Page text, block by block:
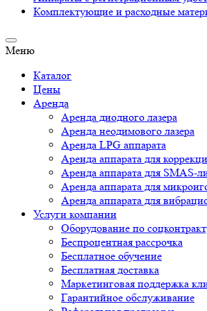
Комплектующие и расходные
Меню
Каталог
Цены
Аренда
Аренда диодного лазера
Аренда неодимового лазера
Аренда LPG аппарата
Аренда аппарата для
Аренда аппарата для SMAS-
Аренда аппарата для
Аренда аппарата для
Услуги компании
Оборудование по
Беспроцентная рассрочка
Бесплатное обучение
Бесплатная доставка
Маркетинговая поддержка
Гарантийное обслуживание